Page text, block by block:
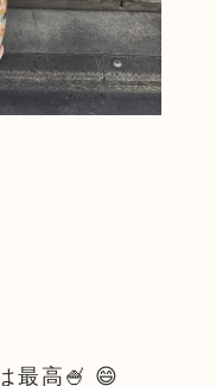
最高🍧 😄